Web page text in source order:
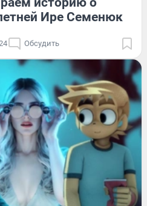
Ире Семенюк
Обсудить